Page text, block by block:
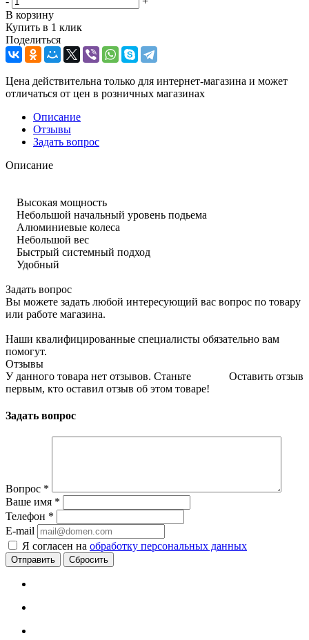
В корзину
Купить в 1 клик
Поделиться
Цена действительна только для интернет-магазина и может
отличаться от цен в розничных магазинах
Описание
Отзывы
Задать вопрос
Описание
Высокая мощность
Небольшой начальный уровень подьема
Алюминиевые колеса
Небольшой вес
Быстрый системный подход
Удобный
Задать вопрос
Вы можете задать любой интересующий вас вопрос по товару
или работе магазина.
Наши квалифицированные специалисты обязательно вам
помогут.
Отзывы
Оставить отзыв
У данного товара нет отзывов. Станьте
первым, кто оставил отзыв об этом товаре!
Задать вопрос
Вопрос *
Ваше имя *
Телефон *
E-mail
Я согласен на обработку персональных данных
Сбросить